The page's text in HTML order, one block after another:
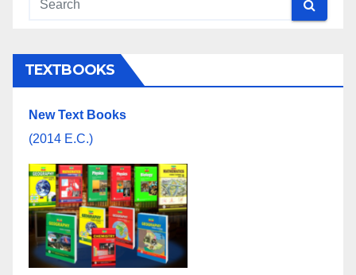
TEXTBOOKS
New Text Books
(2014 E.C.)